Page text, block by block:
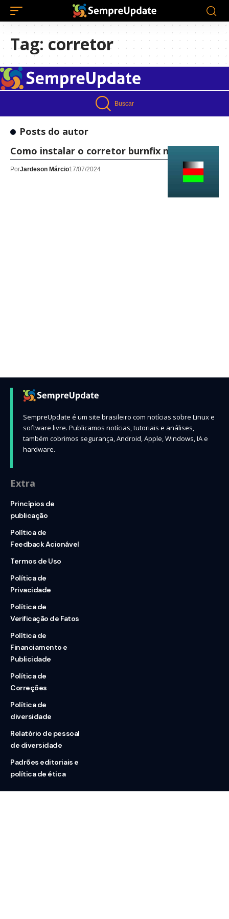
Tag: corretor
Buscar
Posts do autor
Como instalar o corretor burnfix no Linux!
PorJardeson Márcio17/07/2024
SempreUpdate é um site brasileiro com notícias sobre Linux e
software livre. Publicamos notícias, tutoriais e análises,
também cobrimos segurança, Android, Apple, Windows, IA e
hardware.
Extra
Princípios de
publicação
Política de
Feedback Acionável
Termos de Uso
Política de
Privacidade
Política de
Verificação de Fatos
Política de
Financiamento e
Publicidade
Política de
Correções
Política de
diversidade
Relatório de pessoal
de diversidade
Padrões editoriais e
política de ética